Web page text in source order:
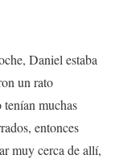
Daniel estaba
un rato
tenían muchas
, entonces
muy cerca de allí,